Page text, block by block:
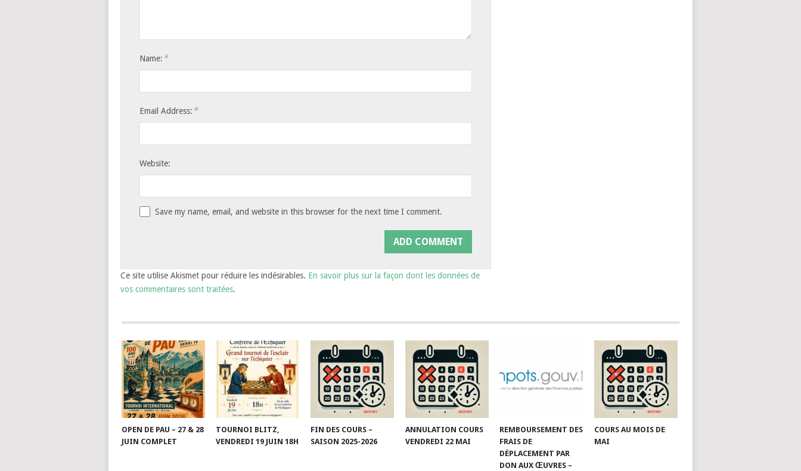
Name: *
Email Address: *
Website:
Save my name, email, and website in this browser for the next time I comment.
Ce site utilise Akismet pour réduire les indésirables. En savoir plus sur la façon dont les données de
vos commentaires sont traitées.
OPEN DE PAU – 27 & 28
JUIN COMPLET
TOURNOI BLITZ,
VENDREDI 19 JUIN 18H
FIN DES COURS –
SAISON 2025-2026
ANNULATION COURS
VENDREDI 22 MAI
REMBOURSEMENT DES
FRAIS DE
DÉPLACEMENT PAR
DON AUX ŒUVRES –
COURS AU MOIS DE
MAI